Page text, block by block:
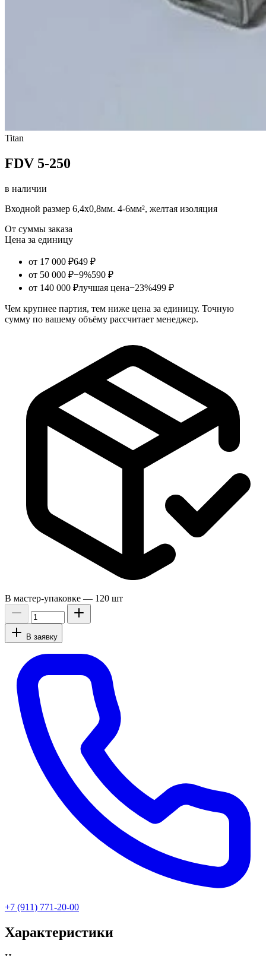
Titan
FDV 5-250
в наличии
Входной размер 6,4х0,8мм. 4-6мм², желтая изоляция
От суммы заказа
Цена за единицу
от 17 000 ₽649 ₽
от 50 000 ₽−9%590 ₽
от 140 000 ₽лучшая цена−23%499 ₽
Чем крупнее партия, тем ниже цена за единицу. Точную
сумму по вашему объёму рассчитает менеджер.
В мастер-упаковке — 120 шт
В заявку
+7 (911) 771-20-00
Характеристики